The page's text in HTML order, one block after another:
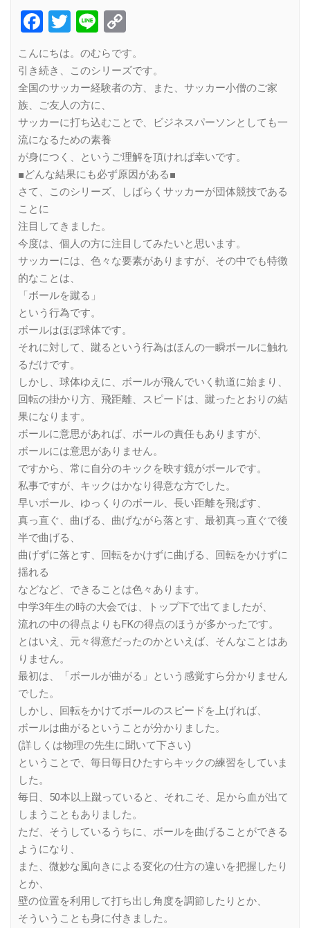
Facebook
Twitter
Line
Link
こんにちは。のむらです。
引き続き、このシリーズです。
全国のサッカー経験者の方、また、サッカー小僧のご家
族、ご友人の方に、
サッカーに打ち込むことで、ビジネスパーソンとしても一
流になるための素養
が身につく、というご理解を頂ければ幸いです。
■どんな結果にも必ず原因がある■
さて、このシリーズ、しばらくサッカーが団体競技である
ことに
注目してきました。
今度は、個人の方に注目してみたいと思います。
サッカーには、色々な要素がありますが、その中でも特徴
的なことは、
「ボールを蹴る」
という行為です。
ボールはほぼ球体です。
それに対して、蹴るという行為はほんの一瞬ボールに触れ
るだけです。
しかし、球体ゆえに、ボールが飛んでいく軌道に始まり、
回転の掛かり方、飛距離、スピードは、蹴ったとおりの結
果になります。
ボールに意思があれば、ボールの責任もありますが、
ボールには意思がありません。
ですから、常に自分のキックを映す鏡がボールです。
私事ですが、キックはかなり得意な方でした。
早いボール、ゆっくりのボール、長い距離を飛ばす、
真っ直ぐ、曲げる、曲げながら落とす、最初真っ直ぐで後
半で曲げる、
曲げずに落とす、回転をかけずに曲げる、回転をかけずに
揺れる
などなど、できることは色々あります。
中学3年生の時の大会では、トップ下で出てましたが、
流れの中の得点よりもFKの得点のほうが多かったです。
とはいえ、元々得意だったのかといえば、そんなことはあ
りません。
最初は、「ボールが曲がる」という感覚すら分かりません
でした。
しかし、回転をかけてボールのスピードを上げれば、
ボールは曲がるということが分かりました。
(詳しくは物理の先生に聞いて下さい)
ということで、毎日毎日ひたすらキックの練習をしていま
した。
毎日、50本以上蹴っていると、それこそ、足から血が出て
しまうこともありました。
ただ、そうしているうちに、ボールを曲げることができる
ようになり、
また、微妙な風向きによる変化の仕方の違いを把握したり
とか、
壁の位置を利用して打ち出し角度を調節したりとか、
そういうことも身に付きました。